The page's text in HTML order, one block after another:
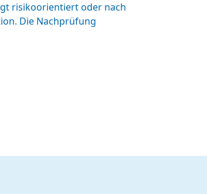
risikoorientiert oder nach
Die Nachprüfung